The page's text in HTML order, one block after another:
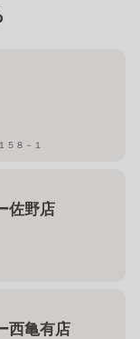
５８－１
佐野店
西亀有店